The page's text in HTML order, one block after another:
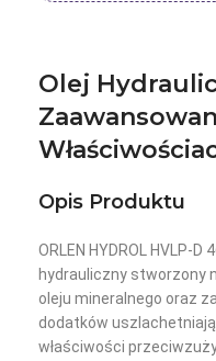
Olej
Opis Produktu
ORLEN HYDROL HVLP-
hydrauliczny stworzony
oleju mineralnego oraz
dodatków
właściwości